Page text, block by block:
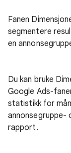
Fanen
segmentere
en
Du kan bruke
Google Ads-
statistikk for
annonsegruppe-
rapport.